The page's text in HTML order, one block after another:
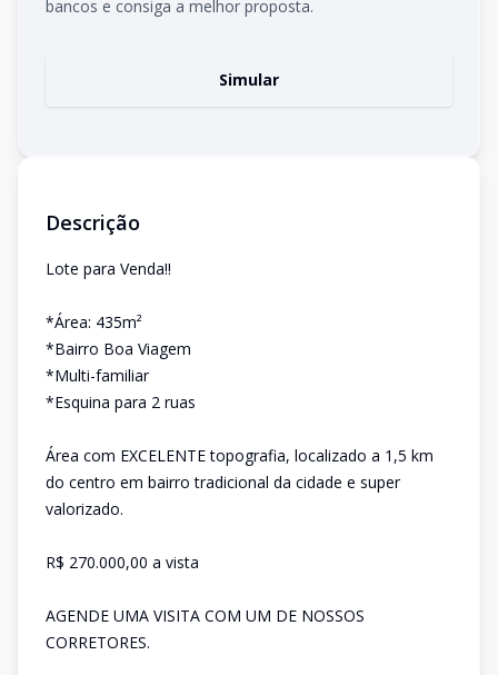
bancos e consiga a melhor proposta.
Simular
Descrição
Lote para Venda!!
*Área: 435m²
*Bairro Boa Viagem
*Multi-familiar
*Esquina para 2 ruas
Área com EXCELENTE topografia, localizado a 1,5 km
do centro em bairro tradicional da cidade e super
valorizado.
R$ 270.000,00 a vista
AGENDE UMA VISITA COM UM DE NOSSOS
CORRETORES.